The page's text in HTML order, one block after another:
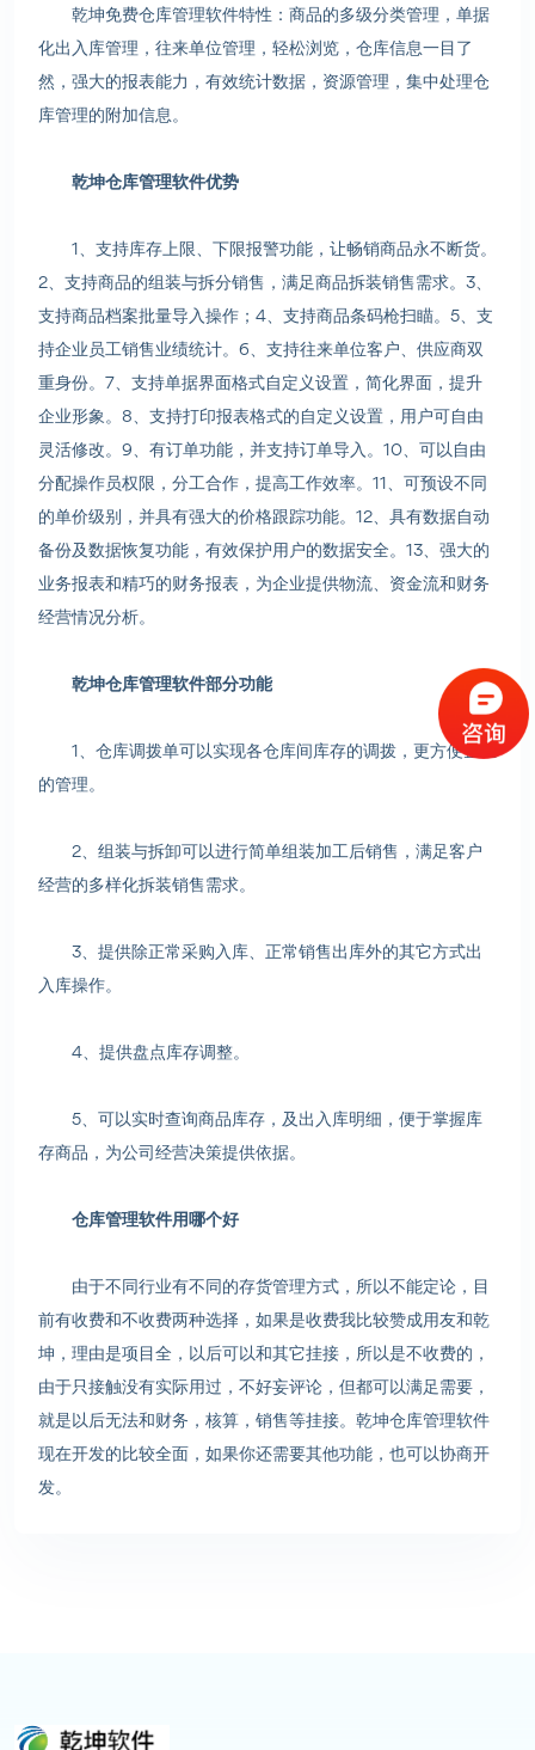
乾坤免费仓库管理软件特性：商品的多级分类管理，单据
化出入库管理，往来单位管理，轻松浏览，仓库信息一目了
然，强大的报表能力，有效统计数据，资源管理，集中处理仓
库管理的附加信息。
乾坤仓库管理软件优势
1、支持库存上限、下限报警功能，让畅销商品永不断货。
2、支持商品的组装与拆分销售，满足商品拆装销售需求。3、
支持商品档案批量导入操作；4、支持商品条码枪扫瞄。5、支
持企业员工销售业绩统计。6、支持往来单位客户、供应商双
重身份。7、支持单据界面格式自定义设置，简化界面，提升
企业形象。8、支持打印报表格式的自定义设置，用户可自由
灵活修改。9、有订单功能，并支持订单导入。10、可以自由
分配操作员权限，分工合作，提高工作效率。11、可预设不同
的单价级别，并具有强大的价格跟踪功能。12、具有数据自动
备份及数据恢复功能，有效保护用户的数据安全。13、强大的
业务报表和精巧的财务报表，为企业提供物流、资金流和财务
经营情况分析。
乾坤仓库管理软件部分功能
1、仓库调拨单可以实现各仓库间库存的调拨，更方便企业
的管理。
2、组装与拆卸可以进行简单组装加工后销售，满足客户
经营的多样化拆装销售需求。
3、提供除正常采购入库、正常销售出库外的其它方式出
入库操作。
4、提供盘点库存调整。
5、可以实时查询商品库存，及出入库明细，便于掌握库
存商品，为公司经营决策提供依据。
仓库管理软件用哪个好
由于不同行业有不同的存货管理方式，所以不能定论，目
前有收费和不收费两种选择，如果是收费我比较赞成用友和乾
坤，理由是项目全，以后可以和其它挂接，所以是不收费的，
由于只接触没有实际用过，不好妄评论，但都可以满足需要，
就是以后无法和财务，核算，销售等挂接。乾坤仓库管理软件
现在开发的比较全面，如果你还需要其他功能，也可以协商开
发。